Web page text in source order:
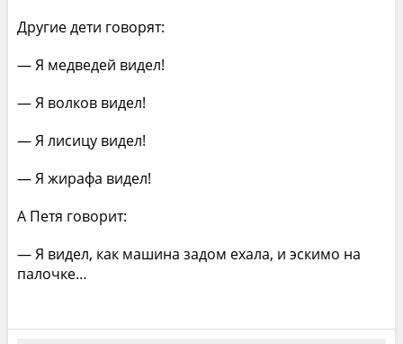
Другие дети говорят:
— Я медведей видел!
— Я волков видел!
— Я лисицу видел!
— Я жирафа видел!
А Петя говорит:
— Я видел, как машина задом ехала, и эскимо на
палочке…